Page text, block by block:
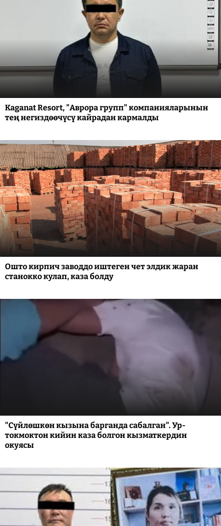
Kaganat Resort, "Аврора групп" компанияларынын
тең негиздөөчүсү кайрадан кармалды
Ошто кирпич заводдо иштеген чет элдик жаран
станокко кулап, каза болду
"Сүйлөшкөн кызына барганда сабалган". Ур-
токмоктон кийин каза болгон кызматкердин
окуясы